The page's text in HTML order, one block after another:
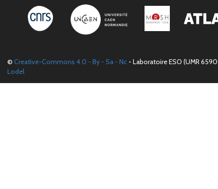
© Creative-Commons 4.0 - By - Sa - Nc - Laboratoire ESO (UMR
Lodel